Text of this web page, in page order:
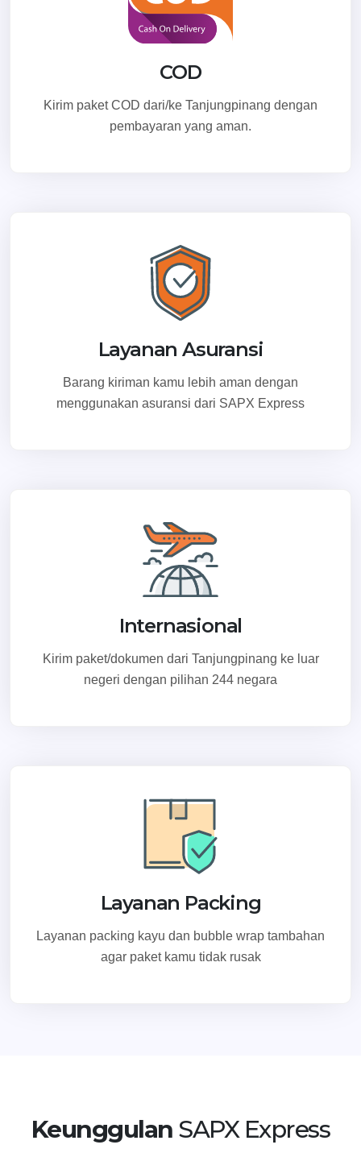
COD
Kirim paket COD dari/ke Tanjungpinang dengan
pembayaran yang aman.
Layanan Asuransi
Barang kiriman kamu lebih aman dengan
menggunakan asuransi dari SAPX Express
Internasional
Kirim paket/dokumen dari Tanjungpinang ke luar
negeri dengan pilihan 244 negara
Layanan Packing
Layanan packing kayu dan bubble wrap tambahan
agar paket kamu tidak rusak
Keunggulan SAPX Express